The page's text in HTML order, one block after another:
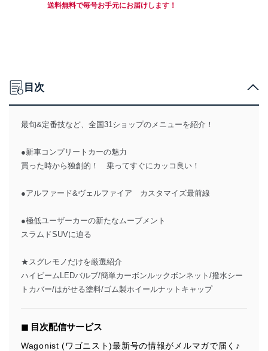
送料無料で毎号お手元にお届けします！
目次
最旬&定番技など、全国31ショップのメニューを紹介！
●新車コンプリートカーの魅力
買った時から独創的！ 乗ってすぐにカッコ良い！
●アルファード&ヴェルファイア カスタマイズ最前線
●極低ユーザーカーの新たなムーブメント
スラムドSUVに迫る
★スグレモノだけを厳選紹介
ハイビームLEDバルブ/簡単カーボンルックボンネット/撥水シー
トカバー/はがせる塗料/ゴム製ホイールナットキャップ
◼︎ 目次配信サービス
Wagonist (ワゴニスト)最新号の情報がメルマガで届く♪